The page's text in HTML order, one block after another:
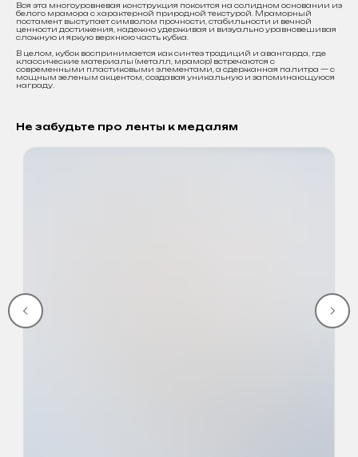
Вся эта многоуровневая конструкция покоится на солидном основании из
белого мрамора с характерной природной текстурой. Мраморный
постамент выступает символом прочности, стабильности и вечной
ценности достижения, надежно удерживая и визуально уравновешивая
сложную и яркую верхнюю часть кубка.
В целом, кубок воспринимается как синтез традиций и авангарда, где
классические материалы (металл, мрамор) встречаются с
современными пластиковыми элементами, а сдержанная палитра — с
мощным зеленым акцентом, создавая уникальную и запоминающуюся
награду.
Не забудьте про ленты к медалям